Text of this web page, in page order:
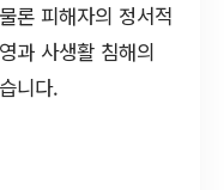
론 피해자의 정서적
과 사생활 침해의
니다.